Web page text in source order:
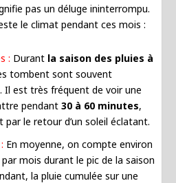
pas un déluge ininterrompu.
le climat pendant ces mois :
: Durant la saison des pluies à
tombent sont souvent
Il est très fréquent de voir une
pendant 30 à 60 minutes,
le retour d’un soleil éclatant.
En moyenne, on compte environ
mois durant le pic de la saison
la pluie cumulée sur une